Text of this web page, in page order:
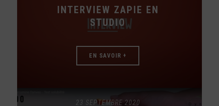
INTERVIEW ZAPIE EN
STUDIO
EN SAVOIR +
23 SEPTEMBRE 2020